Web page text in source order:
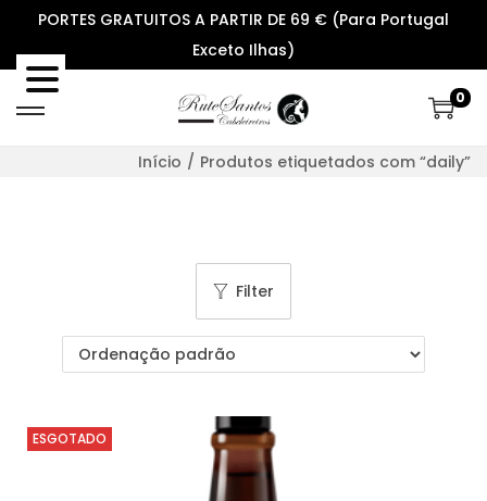
PORTES GRATUITOS A PARTIR DE 69 € (Para Portugal
Exceto Ilhas)
S
k
n
a
a
S
k
c
o
n
0
Início / Produtos etiquetados com “daily”
Filter
ESGOTADO